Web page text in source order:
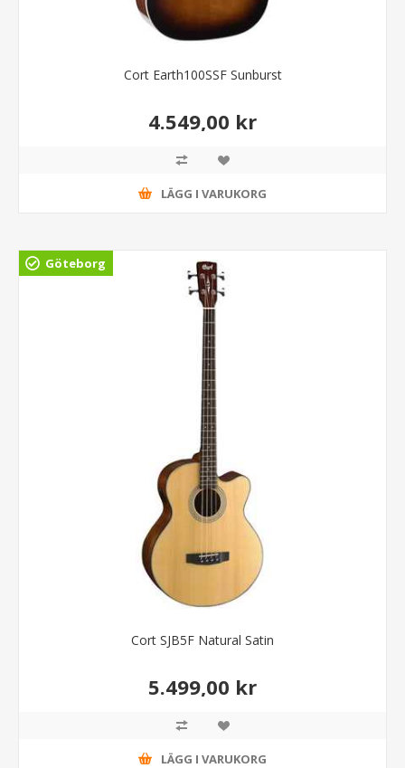
Cort Earth100SSF Sunburst
4.549,00 kr
LÄGG I VARUKORG
Göteborg
Cort SJB5F Natural Satin
5.499,00 kr
LÄGG I VARUKORG